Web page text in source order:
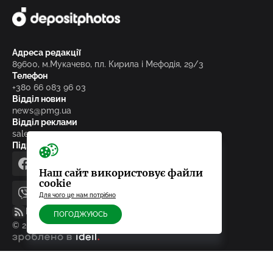
Адреса редакції
89600, м.Мукачево, пл. Кирила і Мефодія, 29/3
Телефон
+380 66 083 96 03
Відділ новин
news@pmg.ua
Відділ реклами
sales@pmg.ua
Підписуйтесь на нас у соціальних мережах
facebooktelegram
viber
youtube
RSS-стрічка
© 2010-2026, ТОВ «Редакція газети «Панорама»
зроблено в ideil.
Наш сайт використовує файли
cookie
Для чого це нам потрібно
ПОГОДЖУЮСЬ